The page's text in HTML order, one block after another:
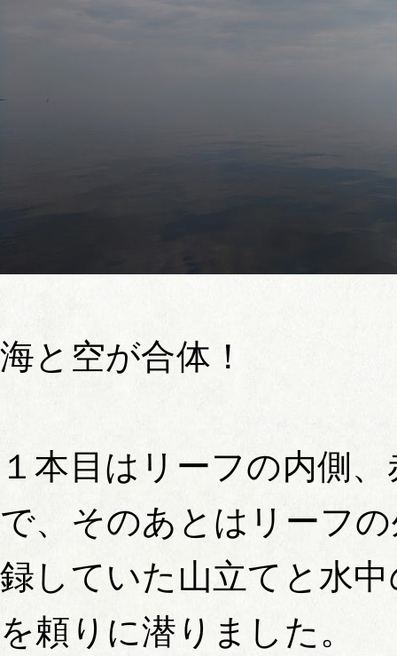
海と空が合体！
１本目はリーフの内側
で、そのあとはリーフ
録していた山立てと水
を頼りに潜りました。